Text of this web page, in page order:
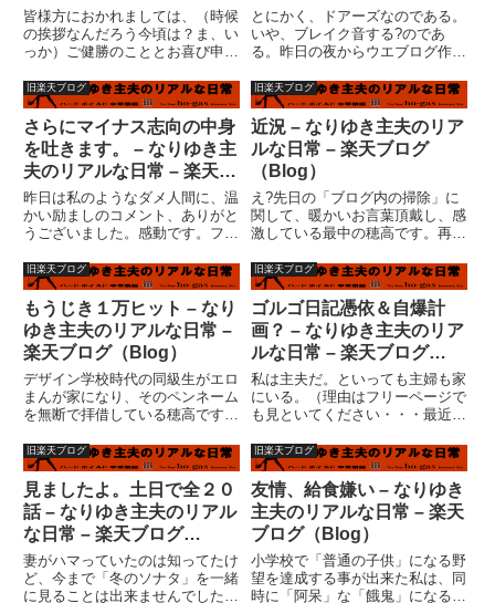
皆様方におかれましては、（時候
の挨拶なんだろう今頃は？ま、い
っか）ご健勝のこととお喜び申し
おります。前回の書き込みから１
週間以上経過してしまいました。
その前も実質的には以前のフリー
ページの手直しな訳で、新しい
ネ...
とにかく、ドアーズなのである。
いや、ブレイク音する?のであ
る。昨日の夜からウエブログ作成
くていろいろ試して夜が明けた。
そして、また夜が更けた。ダメ
だ！！既にサーバーの設定なぞ出
来なくなっている。やっぱ
し・・・自...
旧楽天ブログ
さらにマイナス志向の中身
を吐きます。 – なりゆき主
夫のリアルな日常 – 楽天ブ
ログ（Blog）
昨日は私のようなダメ人間に、温
かい励ましのコメント、ありがと
うございました。感動です。ファ
ですが、親身になってコメント頂
ける私はとても幸せです。リアル
に話をする機会が皆無に近い人間
はたぶんいっぱいいると思いま
す...
旧楽天ブログ
近況 – なりゆき主夫のリア
ルな日常 – 楽天ブログ
（Blog）
え?先日の「ブログ内の掃除」に
関して、暖かいお言葉頂戴し、感
激している最中の穂高です。再び
め、充電というか、過去の日記を
読み返していたのですが、最初の
頃（２００４年６月開始）の日記
を読んで見ると、行間詰まって
読...
旧楽天ブログ
もうじき１万ヒット – なり
ゆき主夫のリアルな日常 –
楽天ブログ（Blog）
デザイン学校時代の同級生がエロ
まんが家になり、そのペンネーム
を無断で拝借している穂高です。
割に、日記ネタが思いつかない穂
高です。失業をテーマに始めた日
記なのに、悲惨さの演出が苦手な
ため、ベビーフェースになり切
れ...
旧楽天ブログ
ゴルゴ日記憑依＆自爆計
画？ – なりゆき主夫のリア
ルな日常 – 楽天ブログ
（Blog）
私は主夫だ。といっても主婦も家
にいる。（理由はフリーページで
も見といてください・・・最近い
ているということである。分担す
ることによって多少のストレスも
発生するが、その辺は長く一緒に
やっていけば、なんらかの手を
う...
旧楽天ブログ
見ましたよ。土日で全２０
話 – なりゆき主夫のリアル
な日常 – 楽天ブログ
（Blog）
妻がハマっていたのは知ってたけ
ど、今まで「冬のソナタ」を一緒
に見ることは出来ませんでした。
旧楽天ブログ
友情、給食嫌い – なりゆき
主夫のリアルな日常 – 楽天
ブログ（Blog）
小学校で「普通の子供」になる野
望を達成する事が出来た私は、同
時に「阿呆」な「餓鬼」になる野